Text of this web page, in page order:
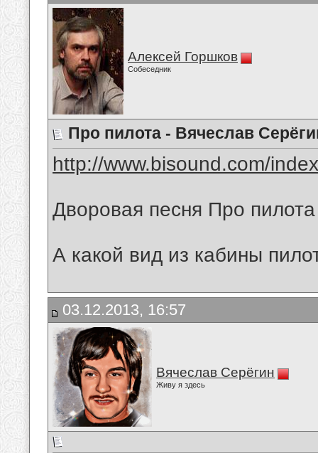
Алексей Горшков
Собеседник
Про пилота - Вячеслав
http://www.bisound.com/
Дворовая песня Про
А какой вид из кабины
03.12.2013, 16:57
Вячеслав Серёгин
Живу я здесь